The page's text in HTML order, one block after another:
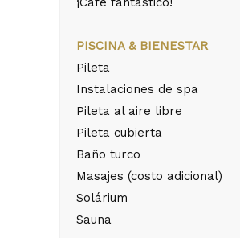
PISCINA & BIENESTAR
Pileta
Instalaciones de spa
Pileta al aire libre
Pileta cubierta
Baño turco
Masajes (costo adicional)
Solárium
Sauna